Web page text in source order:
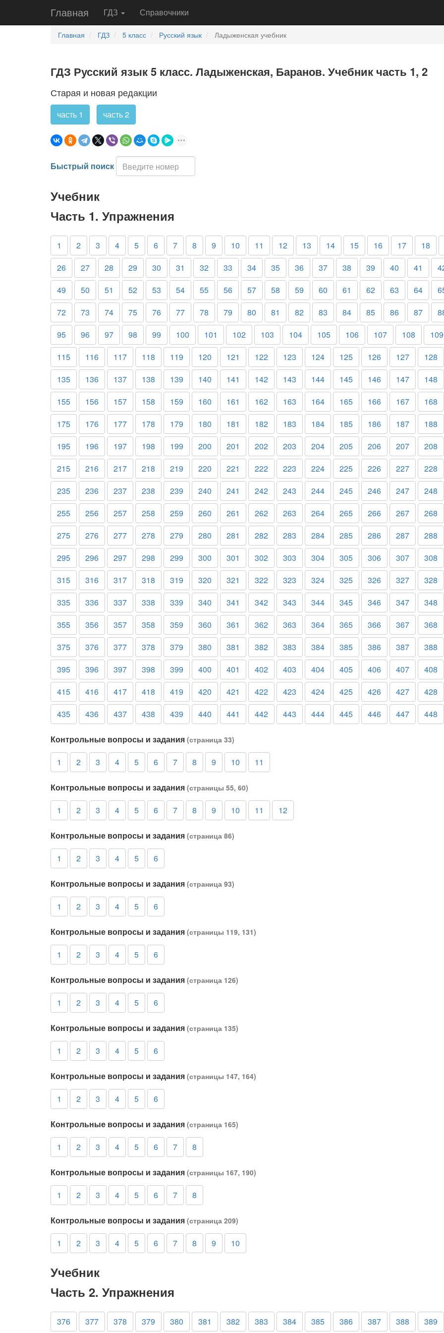
Главная ГДЗ Справочники
Главная ГДЗ 5 класс Русский язык Ладыженская учебник
ГДЗ Русский язык 5 класс. Ладыженская, Баранов. Учебник часть 1, 2
Старая и новая редакции
часть 1 часть 2
Быстрый поиск
Учебник
Часть 1. Упражнения
1 2 3 4 5 6 7 8 9 10 11 12 13 14 15 16 17
18
26
27 28 29 30 31 32 33 34 35 36 37 38 39 40 41
49
50 51 52 53 54 55 56 57 58 59 60 61 62 63 64
72
73 74 75 76 77 78 79 80 81 82 83 84 85 86 87
95
96 97 98 99 100 101 102 103 104 105 106 107 108
109
115
116 117 118 119 120 121 122 123 124 125 126 127
128
135
136 137 138 139 140 141 142 143 144 145 146 147
148
155
156 157 158 159 160 161 162 163 164 165 166 167
168
175
176 177 178 179 180 181 182 183 184 185 186 187
188
195
196 197 198 199 200 201 202 203 204 205 206 207
208
215
216 217 218 219 220 221 222 223 224 225 226 227
228
235
236 237 238 239 240 241 242 243 244 245 246 247
248
255
256 257 258 259 260 261 262 263 264 265 266 267
268
275
276 277 278 279 280 281 282 283 284 285 286 287
288
295
296 297 298 299 300 301 302 303 304 305 306 307
308
315
316 317 318 319 320 321 322 323 324 325 326 327
328
335
336 337 338 339 340 341 342 343 344 345 346 347
348
355
356 357 358 359 360 361 362 363 364 365 366 367
368
375
376 377 378 379 380 381 382 383 384 385 386 387
388
395
396 397 398 399 400 401 402 403 404 405 406 407
408
415
416 417 418 419 420 421 422 423 424 425 426 427
428
435
436 437 438 439 440 441 442 443 444 445 446 447 448
Контрольные вопросы и задания (страница 33)
1 2 3 4 5 6 7 8 9 10 11
Контрольные вопросы и задания (страницы 55, 60)
1 2 3 4 5 6 7 8 9 10 11 12
Контрольные вопросы и задания (страница 86)
1 2 3 4 5 6
Контрольные вопросы и задания (страница 93)
1 2 3 4 5 6
Контрольные вопросы и задания (страницы 119, 131)
1 2 3 4 5 6
Контрольные вопросы и задания (страница 126)
1 2 3 4 5 6
Контрольные вопросы и задания (страница 135)
1 2 3 4 5 6
Контрольные вопросы и задания (страницы 147, 164)
1 2 3 4 5 6
Контрольные вопросы и задания (страница 165)
1 2 3 4 5 6 7 8
Контрольные вопросы и задания (страницы 167, 190)
1 2 3 4 5 6 7 8
Контрольные вопросы и задания (страница 209)
1 2 3 4 5 6 7 8 9 10
Учебник
Часть 2. Упражнения
376 377 378 379 380 381 382 383 384 385 386 387 388 389